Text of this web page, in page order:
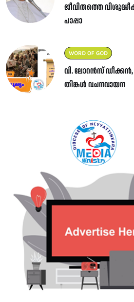
ജീവിതത്തെ
പാപ്പാ
WORD OF GOD
വി. ലോറൻസ്
തിങ്കൾ വചനവായന